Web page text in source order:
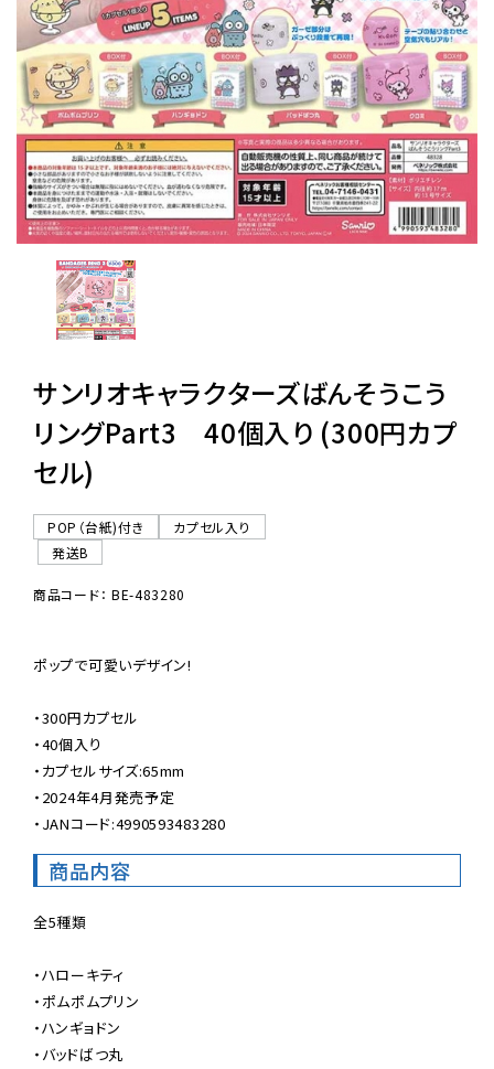
レンタル
景品・玩具・文具
販促用カプセルトイ
よくあるご質問
06-6282-7659
サンリオキャラクターズばんそうこう
リングPart3 40個入り (300円カプ
セル)
POP（台紙)付き
カプセル入り
発送B
商品コード： BE-483280
ポップで可愛いデザイン!
・300円カプセル
・40個入り
・カプセルサイズ:65mm
・2024年4月発売予定
・JANコード:4990593483280
商品内容
全5種類
・ハローキティ
・ポムポムプリン
・ハンギョドン
・バッドばつ丸